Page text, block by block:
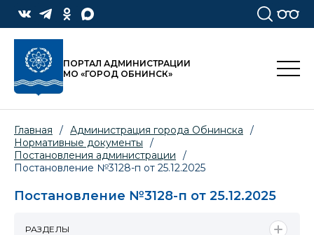
ПОРТАЛ АДМИНИСТРАЦИИ
МО «ГОРОД ОБНИНСК»
Главная / Администрация города Обнинска
/
Нормативные документы
/
Постановления администрации
/
Постановление №3128-п от 25.12.2025
Постановление №3128-п от 25.12.2025
РАЗДЕЛЫ